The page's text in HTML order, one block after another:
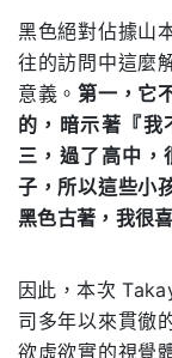
黑色絕對佔據山
往的訪問中這麼
意義。第一，它
的，暗示著『我
三，過了高中，
子，所以這些小
黑色古著，我很
因此，本次
司多年以來貫徹
欲虛欲實的視覺